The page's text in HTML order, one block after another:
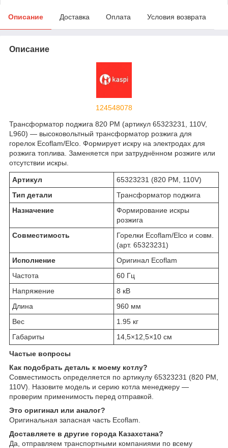
Описание Доставка Оплата Условия возврата
Описание
124548078
Трансформатор поджига 820 PM (артикул 65323231, 110V,
L960) — высоковольтный трансформатор розжига для
горелок Ecoflam/Elco. Формирует искру на электродах для
розжига топлива. Заменяется при затруднённом розжиге или
отсутствии искры.
Артикул
65323231 (820 PM, 110V)
Тип детали
Трансформатор поджига
Назначение
Формирование искры
розжига
Совместимость
Горелки Ecoflam/Elco и совм.
(арт. 65323231)
Исполнение
Оригинал Ecoflam
Частота
60 Гц
Напряжение
8 кВ
Длина
960 мм
Вес
1.95 кг
Габариты
14,5×12,5×10 см
Частые вопросы
Как подобрать деталь к моему котлу?
Совместимость определяется по артикулу 65323231 (820 PM,
110V). Назовите модель и серию котла менеджеру —
проверим применимость перед отправкой.
Это оригинал или аналог?
Оригинальная запасная часть Ecoflam.
Доставляете в другие города Казахстана?
Да, отправляем транспортными компаниями по всему